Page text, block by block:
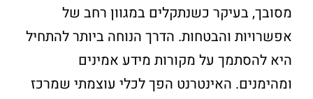
מסובך, בעיקר כשנתקלים במגוון רחב של
אפשרויות והבטחות. הדרך הנוחה ביותר להתחיל
היא להסתמך על מקורות מידע אמינים
ומהימנים. האינטרנט הפך לכלי עוצמתי שמרכז